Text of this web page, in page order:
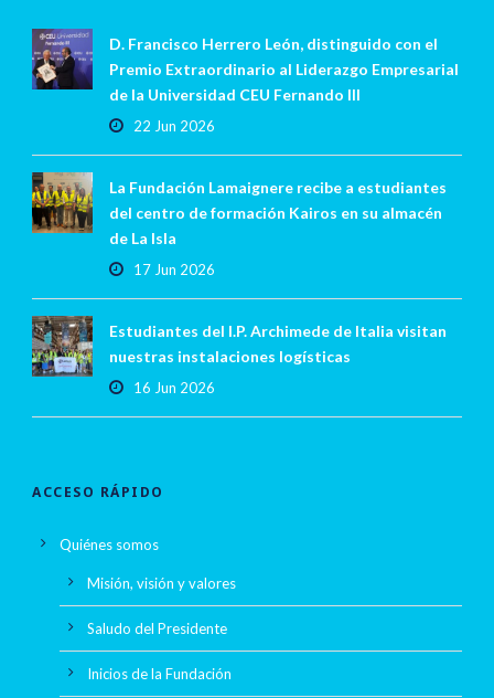
D. Francisco Herrero León, distinguido con el
Premio Extraordinario al Liderazgo Empresarial
de la Universidad CEU Fernando III
22 Jun 2026
La Fundación Lamaignere recibe a estudiantes
del centro de formación Kairos en su almacén
de La Isla
17 Jun 2026
Estudiantes del I.P. Archimede de Italia visitan
nuestras instalaciones logísticas
16 Jun 2026
ACCESO RÁPIDO
Quiénes somos
Misión, visión y valores
Saludo del Presidente
Inicios de la Fundación